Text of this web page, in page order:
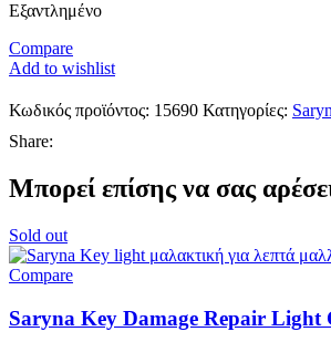
Εξαντλημένο
Compare
Add to wishlist
Κωδικός προϊόντος: 15690 Κατηγορίες:
Share:
Μπορεί επίσης να σας
Sold out
Compare
Saryna Key Damage Repair Light